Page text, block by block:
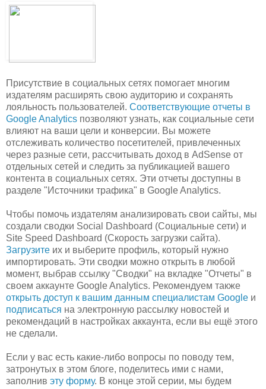
Присутствие в социальных сетях помогает многим
издателям расширять свою аудиторию и сохранять
лояльность пользователей. Соответствующие отчеты в
Google Analytics позволяют узнать, как социальные сети
влияют на ваши цели и конверсии. Вы можете
отслеживать количество посетителей, привлеченных
через разные сети, рассчитывать доход в AdSense от
отдельных сетей и следить за публикацией вашего
контента в социальных сетях. Эти отчеты доступны в
разделе "Источники трафика" в Google Analytics.
Чтобы помочь издателям анализировать свои сайты, мы
создали сводки Social Dashboard (Социальные сети) и
Site Speed Dashboard (Скорость загрузки сайта).
Загрузите их и выберите профиль, который нужно
импортировать. Эти сводки можно открыть в любой
момент, выбрав ссылку "Сводки" на вкладке "Отчеты" в
своем аккаунте Google Analytics. Рекомендуем также
открыть доступ к вашим данным специалистам Google и
подписаться на электронную рассылку новостей и
рекомендаций в настройках аккаунта, если вы ещё этого
не сделали.
Если у вас есть какие-либо вопросы по поводу тем,
затронутых в этом блоге, поделитесь ими с нами,
заполнив эту форму. В конце этой серии, мы будем